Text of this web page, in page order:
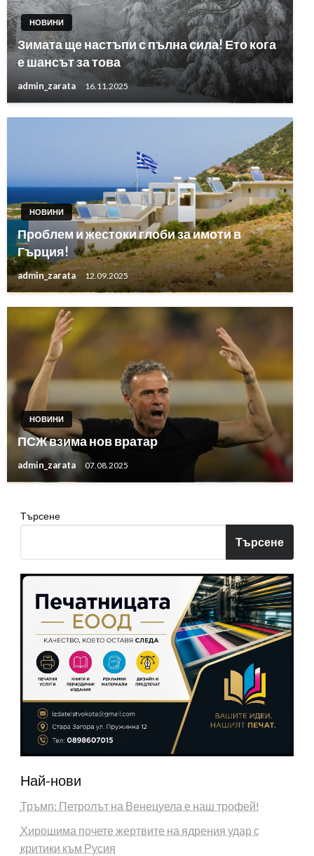
НОВИНИ
Зимата ще настъпи с пълна сила! Ето кога
е шансът за това
admin_zarata 16.11.2025
НОВИНИ
Проблем и жестоки глоби за имоти в
Гърция!
admin_zarata 12.09.2025
НОВИНИ
ПСЖ взима нов вратар
admin_zarata 07.08.2025
Търсене
Търсене
Най-нови
Тръмп: Петролът на Венецуела е наш трофей!
Хирошима почете жертвите на ядрения удар с
критики към Русия